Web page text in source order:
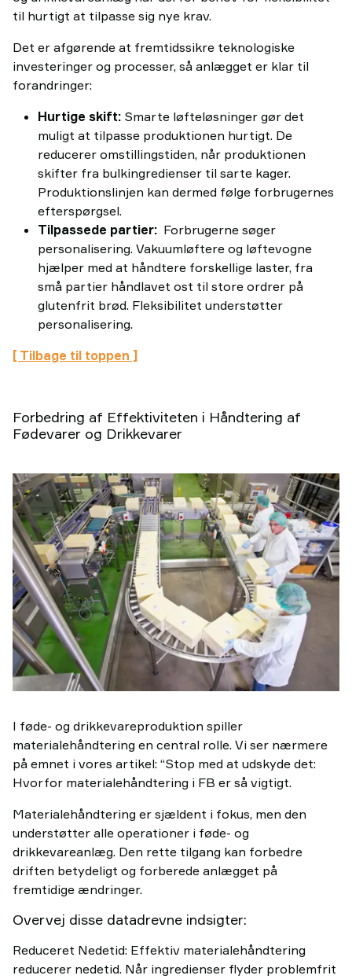
til hurtigt at tilpasse sig nye krav.
Det er afgørende at fremtidssikre teknologiske
investeringer og processer, så anlægget er klar til
forandringer:
Hurtige skift: Smarte løfteløsninger gør det
muligt at tilpasse produktionen hurtigt. De
reducerer omstillingstiden, når produktionen
skifter fra bulkingredienser til sarte kager.
Produktionslinjen kan dermed følge forbrugernes
efterspørgsel.
Tilpassede partier: Forbrugerne søger
personalisering. Vakuumløftere og løftevogne
hjælper med at håndtere forskellige laster, fra
små partier håndlavet ost til store ordrer på
glutenfrit brød. Fleksibilitet understøtter
personalisering.
[ Tilbage til toppen ]
Forbedring af Effektiviteten i Håndtering af
Fødevarer og Drikkevarer
I føde- og drikkevareproduktion spiller
materialehåndtering en central rolle. Vi ser nærmere
på emnet i vores artikel: “Stop med at udskyde det:
Hvorfor materialehåndtering i FB er så vigtigt.
Materialehåndtering er sjældent i fokus, men den
understøtter alle operationer i føde- og
drikkevareanlæg. Den rette tilgang kan forbedre
driften betydeligt og forberede anlægget på
fremtidige ændringer.
Overvej disse datadrevne indsigter:
Reduceret Nedetid: Effektiv materialehåndtering
reducerer nedetid. Når ingredienser flyder problemfrit